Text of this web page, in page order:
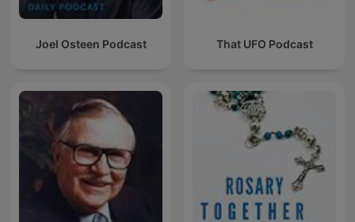
That UFO Podcast
Joel Osteen Podcast